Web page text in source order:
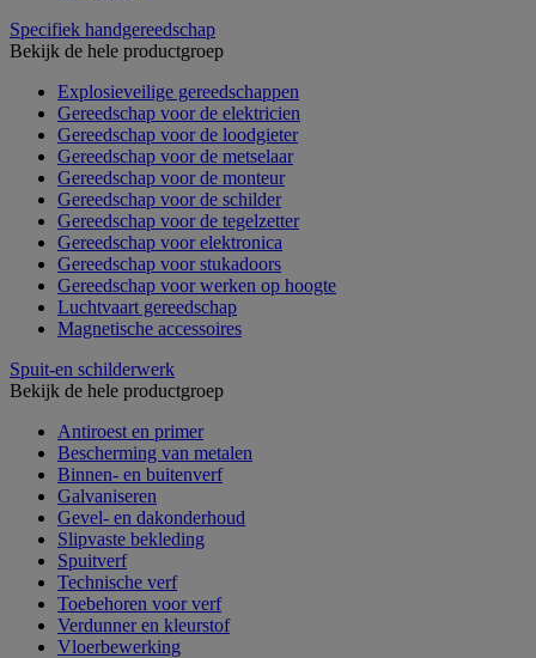
Specifiek handgereedschap
Bekijk de hele productgroep
Explosieveilige gereedschappen
Gereedschap voor de elektricien
Gereedschap voor de loodgieter
Gereedschap voor de metselaar
Gereedschap voor de monteur
Gereedschap voor de schilder
Gereedschap voor de tegelzetter
Gereedschap voor elektronica
Gereedschap voor stukadoors
Gereedschap voor werken op hoogte
Luchtvaart gereedschap
Magnetische accessoires
Spuit-en schilderwerk
Bekijk de hele productgroep
Antiroest en primer
Bescherming van metalen
Binnen- en buitenverf
Galvaniseren
Gevel- en dakonderhoud
Slipvaste bekleding
Spuitverf
Technische verf
Toebehoren voor verf
Verdunner en kleurstof
Vloerbewerking